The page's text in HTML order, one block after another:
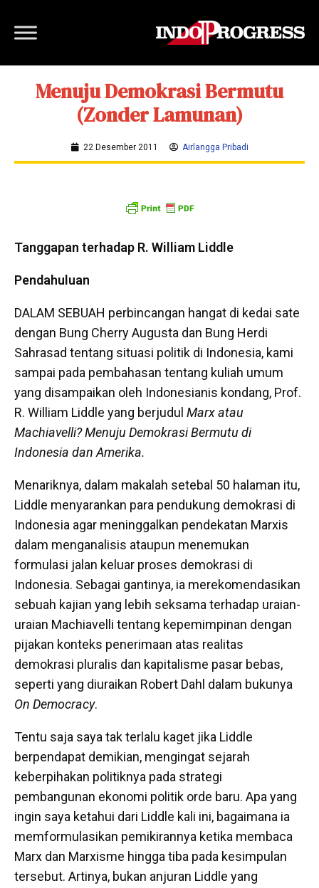
Menuju Demokrasi Bermutu
(Zonder Lamunan)
22 Desember 2011 Airlangga Pribadi
Tanggapan terhadap R. William Liddle
Pendahuluan
DALAM SEBUAH perbincangan hangat di kedai sate
dengan Bung Cherry Augusta dan Bung Herdi
Sahrasad tentang situasi politik di Indonesia, kami
sampai pada pembahasan tentang kuliah umum
yang disampaikan oleh Indonesianis kondang, Prof.
R. William Liddle yang berjudul Marx atau
Machiavelli? Menuju Demokrasi Bermutu di
Indonesia dan Amerika.
Menariknya, dalam makalah setebal 50 halaman itu,
Liddle menyarankan para pendukung demokrasi di
Indonesia agar meninggalkan pendekatan Marxis
dalam menganalisis ataupun menemukan
formulasi jalan keluar proses demokrasi di
Indonesia. Sebagai gantinya, ia merekomendasikan
sebuah kajian yang lebih seksama terhadap uraian-
uraian Machiavelli tentang kepemimpinan dengan
pijakan konteks penerimaan atas realitas
demokrasi pluralis dan kapitalisme pasar bebas,
seperti yang diuraikan Robert Dahl dalam bukunya
On Democracy.
Tentu saja saya tak terlalu kaget jika Liddle
berpendapat demikian, mengingat sejarah
keberpihakan politiknya pada strategi
pembangunan ekonomi politik orde baru. Apa yang
ingin saya ketahui dari Liddle kali ini, bagaimana ia
memformulasikan pemikirannya ketika membaca
Marx dan Marxisme hingga tiba pada kesimpulan
tersebut. Artinya, bukan anjuran Liddle yang